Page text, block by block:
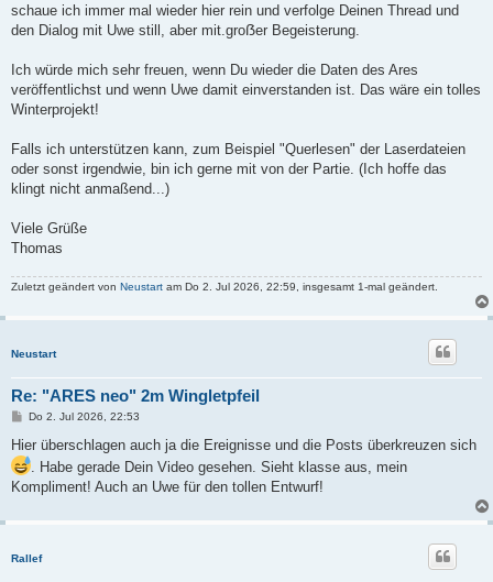
schaue ich immer mal wieder hier rein und verfolge Deinen Thread und
den Dialog mit Uwe still, aber mit.groẞer Begeisterung.
Ich würde mich sehr freuen, wenn Du wieder die Daten des Ares
veröffentlichst und wenn Uwe damit einverstanden ist. Das wäre ein tolles
Winterprojekt!
Falls ich unterstützen kann, zum Beispiel "Querlesen" der Laserdateien
oder sonst irgendwie, bin ich gerne mit von der Partie. (Ich hoffe das
klingt nicht anmaßend...)
Viele Grüße
Thomas
Zuletzt geändert von Neustart am Do 2. Jul 2026, 22:59, insgesamt 1-mal geändert.
Neustart
Re: "ARES neo" 2m Wingletpfeil
B
i
t
r
g
Do 2. Jul 2026, 22:53
Hier überschlagen auch ja die Ereignisse und die Posts überkreuzen sich
. Habe gerade Dein Video gesehen. Sieht klasse aus, mein
Kompliment! Auch an Uwe für den tollen Entwurf!
Rallef